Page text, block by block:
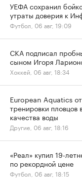
УЕФА сохранил
утраты доверия к
Футбол, 06 авг, 19:09
СКА подписал
сыном Игоря
Хоккей, 06 авг, 18:34
European Aquatics
тренировки пловцов
качества воды
Другие, 06 авг, 18:16
«Реал» купил 19-
по рекордной цене
Футбол, 06 авг, 18:15